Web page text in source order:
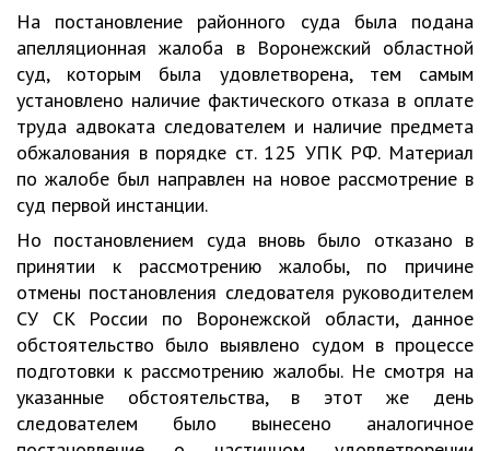
На постановление районного суда была подана
апелляционная жалоба в Воронежский областной
суд, которым была удовлетворена, тем самым
установлено наличие фактического отказа в оплате
труда адвоката следователем и наличие предмета
обжалования в порядке ст. 125 УПК РФ. Материал
по жалобе был направлен на новое рассмотрение в
суд первой инстанции.
Но постановлением суда вновь было отказано в
принятии к рассмотрению жалобы, по причине
отмены постановления следователя руководителем
СУ СК России по Воронежской области, данное
обстоятельство было выявлено судом в процессе
подготовки к рассмотрению жалобы. Не смотря на
указанные обстоятельства, в этот же день
следователем было вынесено аналогичное